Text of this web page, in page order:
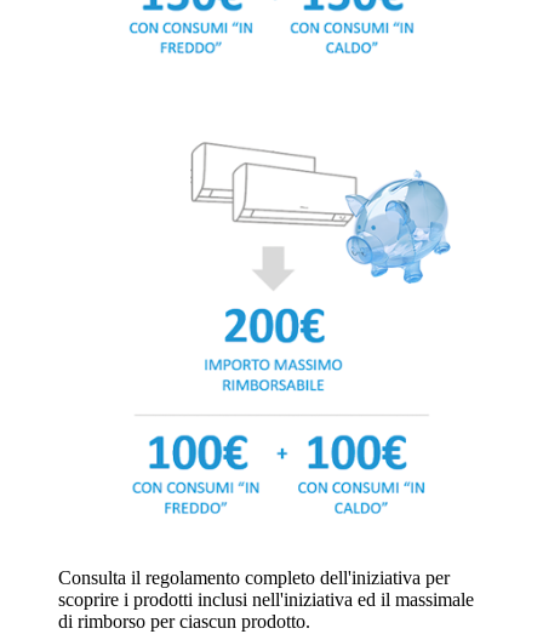
Consulta il regolamento completo dell'iniziativa per
scoprire i prodotti inclusi nell'iniziativa ed il massimale
di rimborso per ciascun prodotto.